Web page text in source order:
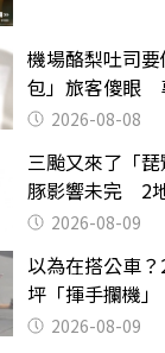
機場酪梨吐司
包」旅客傻眼
2026-08-08
三颱又來了「
豚影響未完 2
2026-08-09
以為在搭公車
坪「揮手攔機
2026-08-09